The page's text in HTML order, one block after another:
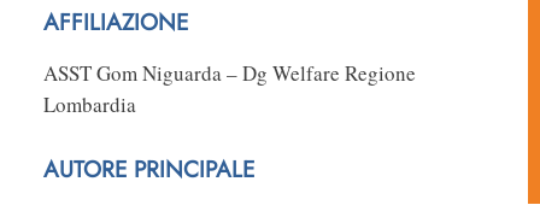
AFFILIAZIONE
ASST Gom Niguarda – Dg Welfare Regione
Lombardia
AUTORE PRINCIPALE